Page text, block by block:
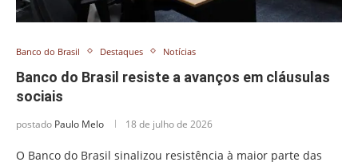
Banco do Brasil Destaques Notícias
Banco do Brasil resiste a avanços em cláusulas
sociais
postado Paulo Melo 18 de julho de 2026
O Banco do Brasil sinalizou resistência à maior parte das